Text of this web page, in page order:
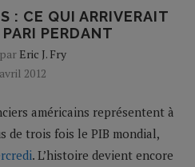
: CE QUI ARRIVERAIT
PERDANT
Eric J. Fry
2012
américains représentent à
de trois fois le PIB mondial,
. L’histoire devient encore